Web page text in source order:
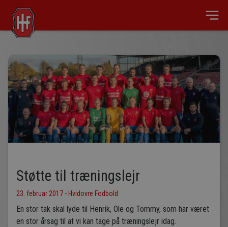
Støtte til træningslejr
23. februar 2017 - Hvidovre Fodbold
En stor tak skal lyde til Henrik, Ole og Tommy, som har været
en stor årsag til at vi kan tage på træningslejr idag.